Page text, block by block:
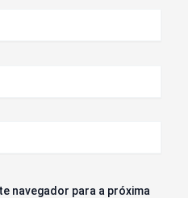
navegador para a próxima